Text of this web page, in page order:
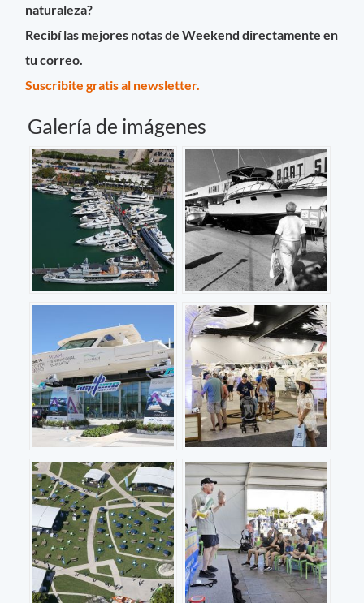
naturaleza?
Recibí las mejores notas de Weekend directamente en
tu correo.
Suscribite gratis al newsletter.
Galería de imágenes